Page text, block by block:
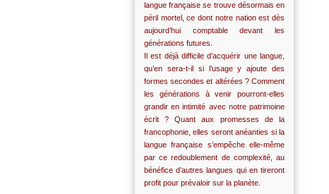
langue française se trouve désormais en
péril mortel, ce dont notre nation est dès
aujourd’hui comptable devant les
générations futures.
Il est déjà difficile d’acquérir une langue,
qu’en sera-t-il si l’usage y ajoute des
formes secondes et altérées ? Comment
les générations à venir pourront-elles
grandir en intimité avec notre patrimoine
écrit ? Quant aux promesses de la
francophonie, elles seront anéanties si la
langue française s’empêche elle-même
par ce redoublement de complexité, au
bénéfice d’autres langues qui en tireront
profit pour prévaloir sur la planète.